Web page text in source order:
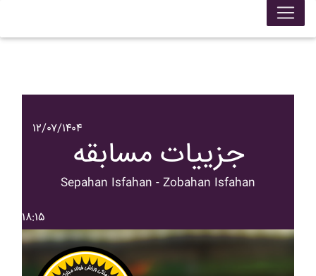
۱۲/۰۷/۱۴۰۴
جزییات مسابقه
Sepahan Isfahan - Zobahan Isfahan
۱۸:۱۵